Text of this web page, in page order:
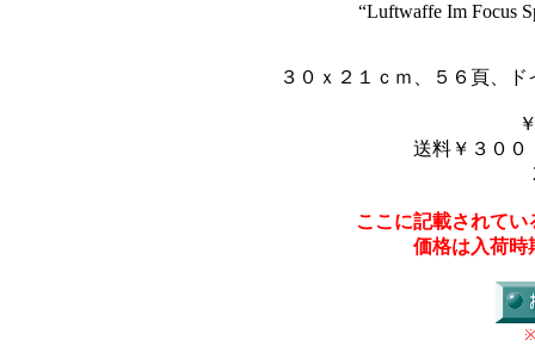
“Luftwaffe Im Focus
３０ｘ２１ｃｍ、５６頁、
送料￥３００
ここに記載されて
価格は入荷時